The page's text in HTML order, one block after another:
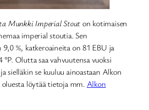
Munkki Imperial Stouton kotimaisen
imperial stoutia. Sen
%, katkeroaineita on 81 EBU ja
Olutta saa vahvuutensa vuoksi
sielläkin se kuuluu ainoastaan Alkon
oluesta löytää tietoja mm. Alkon